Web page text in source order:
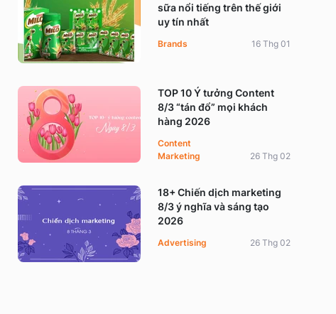
sữa nổi tiếng trên thế giới
uy tín nhất
Brands 16 Thg 01
TOP 10 Ý tưởng Content
8/3 “tán đổ” mọi khách
hàng 2026
Content
Marketing
26 Thg 02
18+ Chiến dịch marketing
8/3 ý nghĩa và sáng tạo
2026
Advertising 26 Thg 02